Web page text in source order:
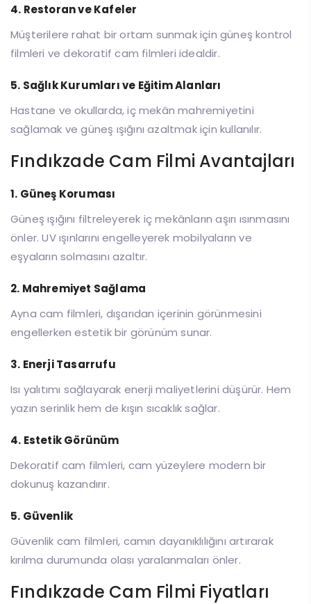
4. Restoran ve Kafeler
Müşterilere rahat bir ortam sunmak için güneş kontrol
filmleri ve dekoratif cam filmleri idealdir.
5. Sağlık Kurumları ve Eğitim Alanları
Hastane ve okullarda, iç mekân mahremiyetini
sağlamak ve güneş ışığını azaltmak için kullanılır.
Fındıkzade Cam Filmi Avantajları
1. Güneş Koruması
Güneş ışığını filtreleyerek iç mekânların aşırı ısınmasını
önler. UV ışınlarını engelleyerek mobilyaların ve
eşyaların solmasını azaltır.
2. Mahremiyet Sağlama
Ayna cam filmleri, dışarıdan içerinin görünmesini
engellerken estetik bir görünüm sunar.
3. Enerji Tasarrufu
Isı yalıtımı sağlayarak enerji maliyetlerini düşürür. Hem
yazın serinlik hem de kışın sıcaklık sağlar.
4. Estetik Görünüm
Dekoratif cam filmleri, cam yüzeylere modern bir
dokunuş kazandırır.
5. Güvenlik
Güvenlik cam filmleri, camın dayanıklılığını artırarak
kırılma durumunda olası yaralanmaları önler.
Fındıkzade Cam Filmi Fiyatları